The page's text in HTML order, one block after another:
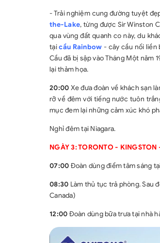
- Trải nghiệm cung đường tuyệt
the-Lake, từng được Sir Winston
qua vùng đất quanh co này, du
tạicầu Rainbow - cây cầu nối liền
Cầu đã bị sập vào Tháng Một năm
lại thảm họa.
20:00 Xe đưa đoàn về khách sạn
rỡ về đêm với tiếng nước tuôn
mục đem lại những cảm xúc khó
Nghỉ đêm tại Niagara.
NGÀY 3: TORONTO -
07:00 Đoàn dùng điểm tâm sáng
08:30 Làm thủ tục trả phòng. Sau
Canada)
12:00 Đoàn dùng bữa trưa tại nhà